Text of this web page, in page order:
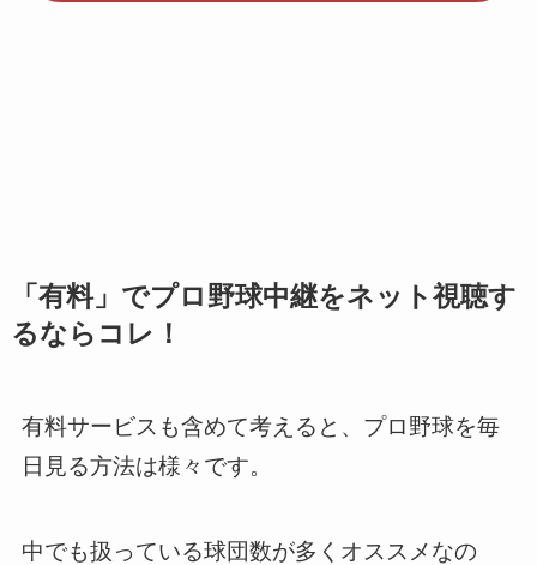
「有料」でプロ野球中継をネット視聴す
るならコレ！
有料サービスも含めて考えると、プロ野球を毎
日見る方法は様々です。
中でも扱っている球団数が多くオススメなの